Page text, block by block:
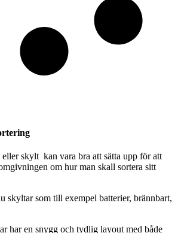
skylt kan vara bra att sätta upp för att
om hur man skall sortera sitt
skyltar som till exempel batterier, brännbart,
har en snygg och tydlig layout med både